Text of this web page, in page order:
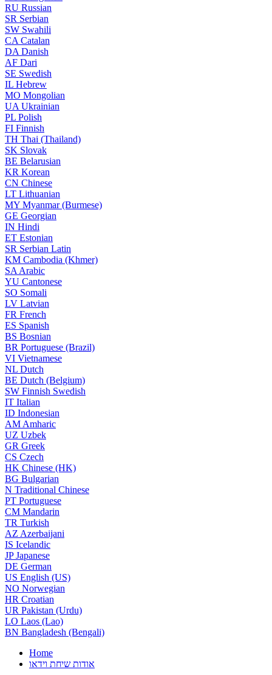
RU Russian
SR Serbian
SW Swahili
CA Catalan
DA Danish
AF Dari
SE Swedish
IL Hebrew
MO Mongolian
UA Ukrainian
PL Polish
FI Finnish
TH Thai (Thailand)
SK Slovak
BE Belarusian
KR Korean
CN Chinese
LT Lithuanian
MY Myanmar (Burmese)
GE Georgian
IN Hindi
ET Estonian
SR Serbian Latin
KM Cambodia (Khmer)
SA Arabic
YU Cantonese
SO Somali
LV Latvian
FR French
ES Spanish
BS Bosnian
BR Portuguese (Brazil)
VI Vietnamese
NL Dutch
BE Dutch (Belgium)
SW Finnish Swedish
IT Italian
ID Indonesian
AM Amharic
UZ Uzbek
GR Greek
CS Czech
HK Chinese (HK)
BG Bulgarian
N Traditional Chinese
PT Portuguese
CM Mandarin
TR Turkish
AZ Azerbaijani
IS Icelandic
JPJapanese
DE German
US English (US)
NO Norwegian
HR Croatian
UR Pakistan (Urdu)
LO Laos (Lao)
BN Bangladesh (Bengali)
Home
אודות שיחת וידאו